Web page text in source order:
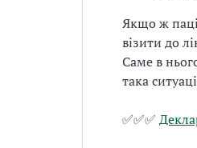
Якщо ж
візити до
Саме в
така
✅✅✅